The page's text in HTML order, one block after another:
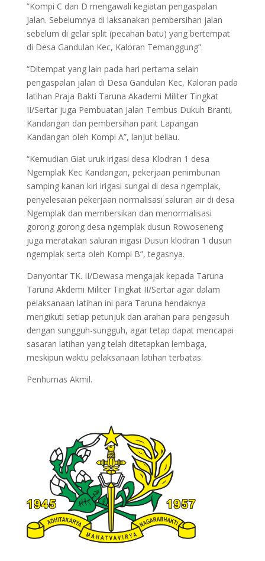
”Kompi C dan D mengawali kegiatan pengaspalan
Jalan. Sebelumnya di laksanakan pembersihan jalan
sebelum di gelar split (pecahan batu) yang bertempat
di Desa Gandulan Kec, Kaloran Temanggung”.
“Ditempat yang lain pada hari pertama selain
pengaspalan jalan di Desa Gandulan Kec, Kaloran pada
latihan Praja Bakti Taruna Akademi Militer Tingkat
II/Sertar juga Pembuatan Jalan Tembus Dukuh Branti,
Kandangan dan pembersihan parit Lapangan
Kandangan oleh Kompi A”, lanjut beliau.
“Kemudian Giat uruk irigasi desa Klodran 1 desa
Ngemplak Kec Kandangan, pekerjaan penimbunan
samping kanan kiri irigasi sungai di desa ngemplak,
penyelesaian pekerjaan normalisasi saluran air di desa
Ngemplak dan membersikan dan menormalisasi
gorong gorong desa ngemplak dusun Rowoseneng
juga meratakan saluran irigasi Dusun klodran 1 dusun
ngemplak serta oleh Kompi B”, tegasnya.
Danyontar TK. II/Dewasa mengajak kepada Taruna
Taruna Akdemi Militer Tingkat II/Sertar agar dalam
pelaksanaan latihan ini para Taruna hendaknya
mengikuti setiap petunjuk dan arahan para pengasuh
dengan sungguh-sungguh, agar tetap dapat mencapai
sasaran latihan yang telah ditetapkan lembaga,
meskipun waktu pelaksanaan latihan terbatas.
Penhumas Akmil.